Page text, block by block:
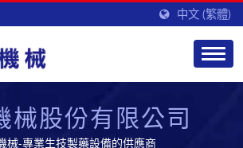
中文 (繁體)
械股份有限公司
械-專業生技製藥設備的供應商